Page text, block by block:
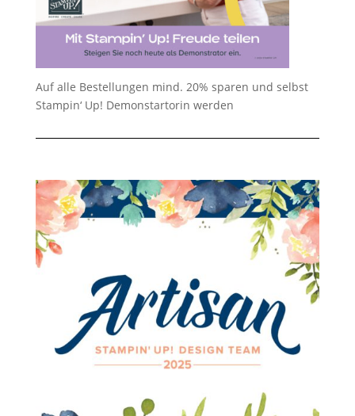
Auf alle Bestellungen mind. 20% sparen und selbst
Stampin‘ Up! Demonstartorin werden